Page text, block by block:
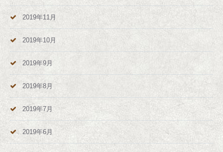
2019年11月
2019年10月
2019年9月
2019年8月
2019年7月
2019年6月